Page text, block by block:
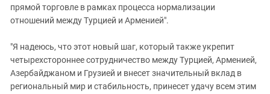
прямой торговле в рамках процесса нормализации
отношений между Турцией и Арменией".
"Я надеюсь, что этот новый шаг, который также укрепит
четырехстороннее сотрудничество между Турцией, Арменией,
Азербайджаном и Грузией и внесет значительный вклад в
региональный мир и стабильность, принесет удачу всем этим